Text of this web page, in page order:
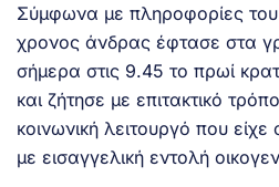
Σύμφωνα με πληροφορίες
χρονος άνδρας έφτασε στα
σήμερα στις 9.45 το πρωί
και ζήτησε με επιτακτικό
κοινωνική λειτουργό που
με εισαγγελική εντολή